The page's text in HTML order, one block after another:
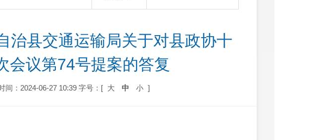
治县交通运输局关于对县政协十
会议第74号提案的答复
间：2024-06-27 10:39 字号：[ 大 中 小 ]